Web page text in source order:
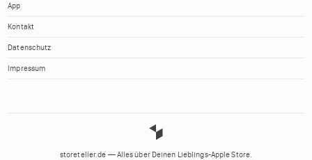
App
Kontakt
Datenschutz
Impressum
storeteller.de — Alles über Deinen Lieblings-Apple Store.